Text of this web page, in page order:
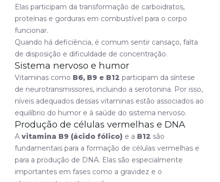
Elas participam da transformação de carboidratos,
proteínas e gorduras em combustível para o corpo
funcionar.
Quando há deficiência, é comum sentir cansaço, falta
de disposição e dificuldade de concentração.
Sistema nervoso e humor
Vitaminas como B6, B9 e B12 participam da síntese
de neurotransmissores, incluindo a serotonina. Por isso,
níveis adequados dessas vitaminas estão associados ao
equilíbrio do humor e à saúde do sistema nervoso.
Produção de células vermelhas e DNA
A vitamina B9 (ácido fólico) e a B12 são
fundamentais para a formação de células vermelhas e
para a produção de DNA. Elas são especialmente
importantes em fases como a gravidez e o